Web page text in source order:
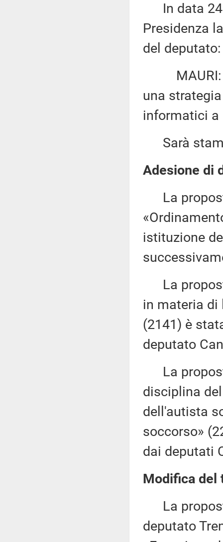
In data 24
Presidenza
del deputato:
MAURI:
una
informatici a
Sarà
Adesione di
La
istituzione
La
in materia
(2141) è
deputato
La
disciplina
dell'autista
soccorso»
dai deputati
Modifica del
La
deputato